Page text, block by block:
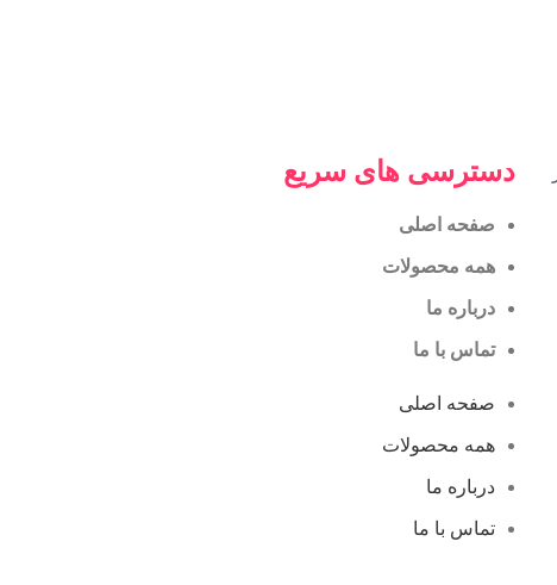
دسترسی های سریع
صفحه اصلی
همه محصولات
درباره ما
تماس با ما
صفحه اصلی
همه محصولات
درباره ما
تماس با ما